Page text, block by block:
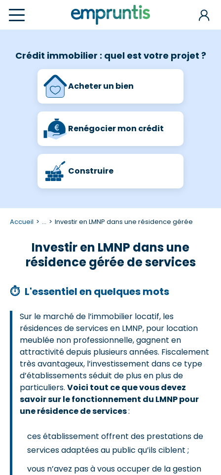
Crédit immobilier : quel est votre projet ?
Acheter un bien
Renégocier mon crédit
Construire
Accueil ... Investir en LMNP dans une résidence gérée
Investir en LMNP dans une
résidence gérée de services
⏱ L'essentiel en quelques mots
Sur le marché de l’immobilier locatif, les
résidences de services en LMNP, pour location
meublée non professionnelle, gagnent en
attractivité depuis plusieurs années. Fiscalement
très avantageux, l’investissement dans ce type
d’établissements séduit de plus en plus de
particuliers. Voici tout ce que vous devez
savoir sur le fonctionnement du LMNP pour
une résidence de services:
ces établissement offrent des prestations de
services adaptées au public qu’ils ciblent ;
vous n’avez pas à vous occuper de la gestion